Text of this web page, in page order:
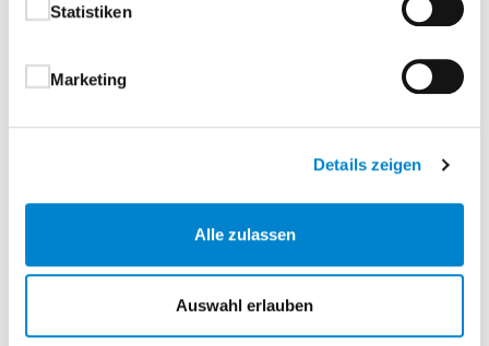
Statistiken
Marketing
Details zeigen
Alle zulassen
Auswahl erlauben
Varianten
Typenübersicht
Türblatt